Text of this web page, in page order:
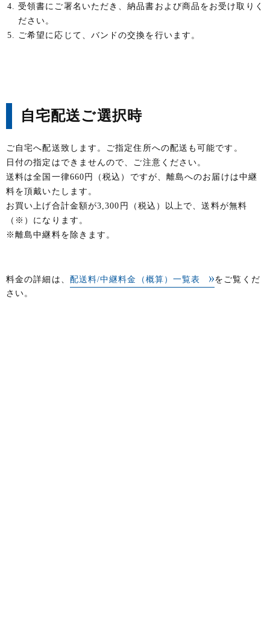
受領書にご署名いただき、納品書および商品をお受け取りく
ださい。
ご希望に応じて、バンドの交換を行います。
自宅配送ご選択時
ご自宅へ配送致します。ご指定住所への配送も可能です。
日付の指定はできませんので、ご注意ください。
送料は全国一律660円（税込）ですが、離島へのお届けは中継
料を頂戴いたします。
お買い上げ合計金額が3,300円（税込）以上で、送料が無料
（※）になります。
※離島中継料を除きます。
料金の詳細は、 配送料/中継料金（概算）一覧表
をご覧くだ
さい。